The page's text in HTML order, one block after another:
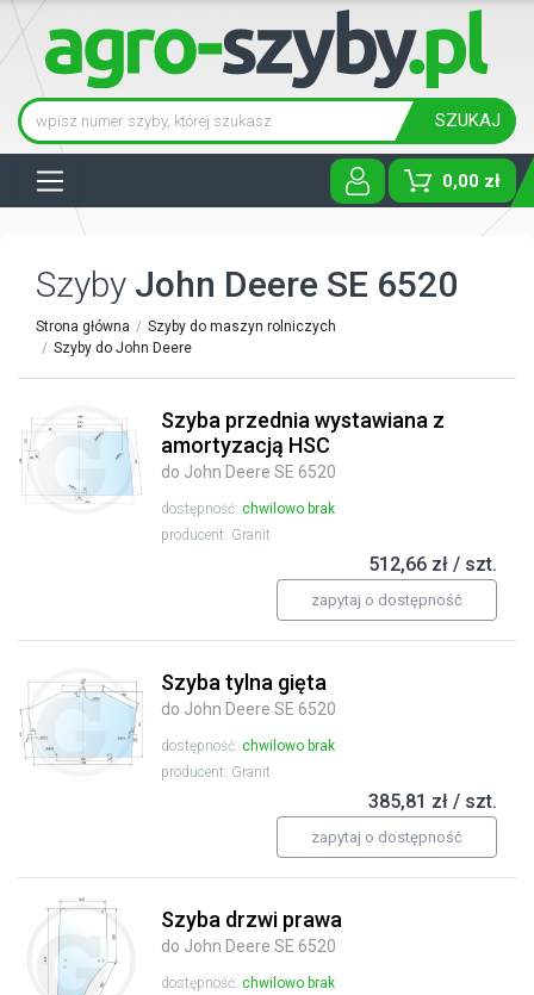
SZUKAJ
0,00 zł
Szyby John Deere SE 6520
Strona główna
Szyby do maszyn rolniczych
Szyby do John Deere
Szyba przednia wystawiana z
amortyzacją HSC
do John Deere SE 6520
dostępność: chwilowo brak
producent: Granit
512,66 zł / szt.
zapytaj o dostępność
Szyba tylna gięta
do John Deere SE 6520
dostępność: chwilowo brak
producent: Granit
385,81 zł / szt.
zapytaj o dostępność
Szyba drzwi prawa
do John Deere SE 6520
dostępność: chwilowo brak